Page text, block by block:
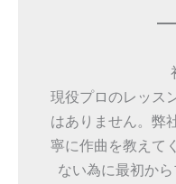
現役プロのレッス
はありません。弊
寧に作曲を教えて
ない為に最初から